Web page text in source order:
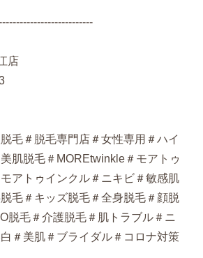
店
毛＃脱毛専門店＃女性専用＃ハイ
肌脱毛＃MOREtwinkle＃モアトゥ
アトゥインクル＃ニキビ＃敏感肌
毛＃キッズ脱毛＃全身脱毛＃顔脱
脱毛＃介護脱毛＃肌トラブル＃ニ
＃美肌＃ブライダル＃コロナ対策